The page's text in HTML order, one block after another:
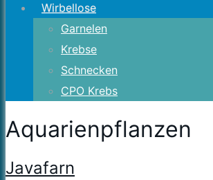
Wirbellose
Garnelen
Krebse
Schnecken
CPO Krebs
Aquarienpflanzen
Javafarn